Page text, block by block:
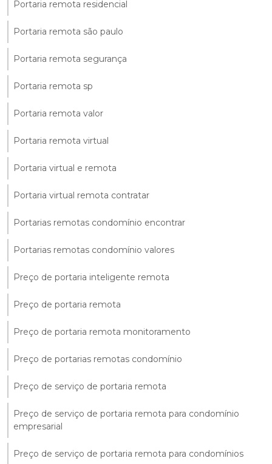
Portaria remota residencial
Portaria remota são paulo
Portaria remota segurança
Portaria remota sp
Portaria remota valor
Portaria remota virtual
Portaria virtual e remota
Portaria virtual remota contratar
Portarias remotas condomínio encontrar
Portarias remotas condomínio valores
Preço de portaria inteligente remota
Preço de portaria remota
Preço de portaria remota monitoramento
Preço de portarias remotas condomínio
Preço de serviço de portaria remota
Preço de serviço de portaria remota para condomínio
empresarial
Preço de serviço de portaria remota para condomínios